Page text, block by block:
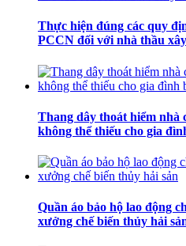
Thực hiện đúng các quy
PCCN đối với nhà thầu
Thang dây thoát hiểm nhà
không thể thiếu cho gia
Quần áo bảo hộ lao động
xưởng chế biến thủy hải